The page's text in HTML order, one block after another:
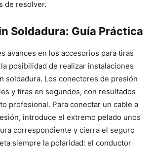
de resolver.
Soldadura: Guía Práctica
avances en los accesorios para tiras
posibilidad de realizar instalaciones
soldadura. Los conectores de presión
y tiras en segundos, con resultados
profesional. Para conectar un cable a
introduce el extremo pelado unos
correspondiente y cierra el seguro
siempre la polaridad: el conductor